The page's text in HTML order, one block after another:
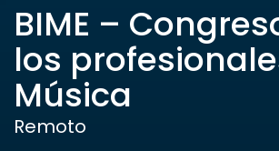
BIME –
los
Música
Remoto